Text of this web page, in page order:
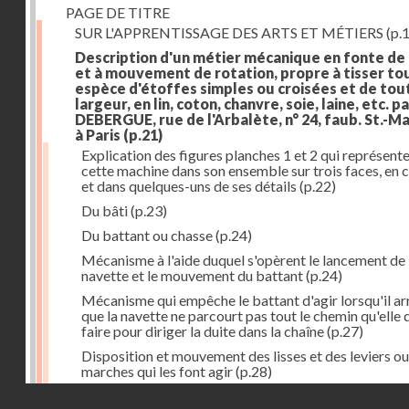
PAGE DE TITRE
SUR L'APPRENTISSAGE DES ARTS ET MÉTIERS
Description d'un métier mécanique en fonte
et à mouvement de rotation, propre à tisser
espèce d'étoffes simples ou croisées et de
largeur, en lin, coton, chanvre, soie, laine, etc.
DEBERGUE, rue de l'Arbalète, n° 24, faub. St.-
à Paris (p.21)
Explication des figures planches 1 et 2 qui
cette machine dans son ensemble sur trois faces, en
et dans quelques-uns de ses détails (p.22)
Du bâti(p.23)
Du battant ou chasse(p.24)
Mécanisme à l'aide duquel s'opèrent le lancement de
navette et le mouvement du battant(p.24)
Mécanisme qui empêche le battant d'agir lorsqu'il
que la navette ne parcourt pas tout le chemin qu'elle
faire pour diriger la duite dans la chaîne(p.27)
Disposition et mouvement des lisses et des leviers ou
marches qui les font agir(p.28)